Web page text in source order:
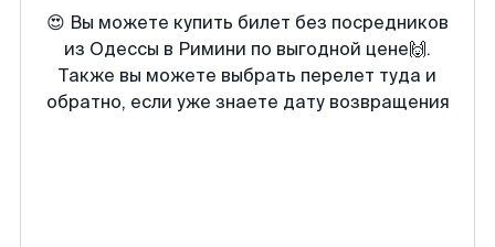
😍 Вы можете купить билет без посредников
из Одессы в Римини по выгодной цене🙌.
Также вы можете выбрать перелет туда и
обратно, если уже знаете дату возвращения